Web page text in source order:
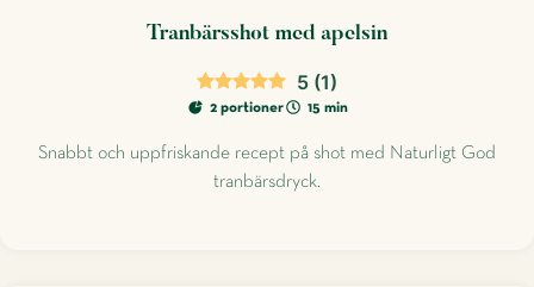
Tranbärsshot med apelsin
5 (1)
2 portioner 15 min
Snabbt och uppfriskande recept på shot med Naturligt God
tranbärsdryck.